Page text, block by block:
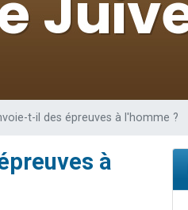
t-il des épreuves à l'homme ?
à